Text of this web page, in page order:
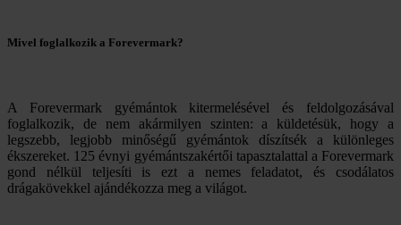
Mivel foglalkozik a Forevermark?
A Forevermark gyémántok kitermelésével és feldolgozásával
foglalkozik, de nem akármilyen szinten: a küldetésük, hogy a
legszebb, legjobb minőségű gyémántok díszítsék a különleges
ékszereket. 125 évnyi gyémántszakértői tapasztalattal a Forevermark
gond nélkül teljesíti is ezt a nemes feladatot, és csodálatos
drágakövekkel ajándékozza meg a világot.